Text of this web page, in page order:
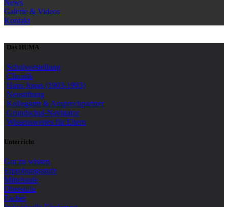
News
Galerie & Videos
Kontakt
Das HUMA
Schulvorstellung
Chronik
Hans Jonas (1903-1993)
Neustiftung
Kollegium & Ansprechpartner
Grundschul-Navigator
Wissenswertes für Eltern
Unterricht
Gut zu wissen
Erprobungsstufe
Mittelstufe
Oberstufe
Fächer